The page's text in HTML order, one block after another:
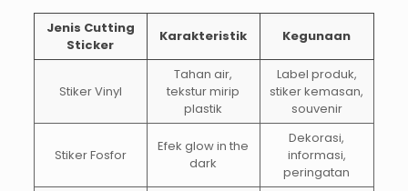
Jenis Cutting
Sticker
Karakteristik Kegunaan
Stiker Vinyl
Tahan air,
tekstur mirip
plastik
Label produk,
stiker kemasan,
souvenir
Stiker Fosfor
Efek glow in the
dark
Dekorasi,
informasi,
peringatan